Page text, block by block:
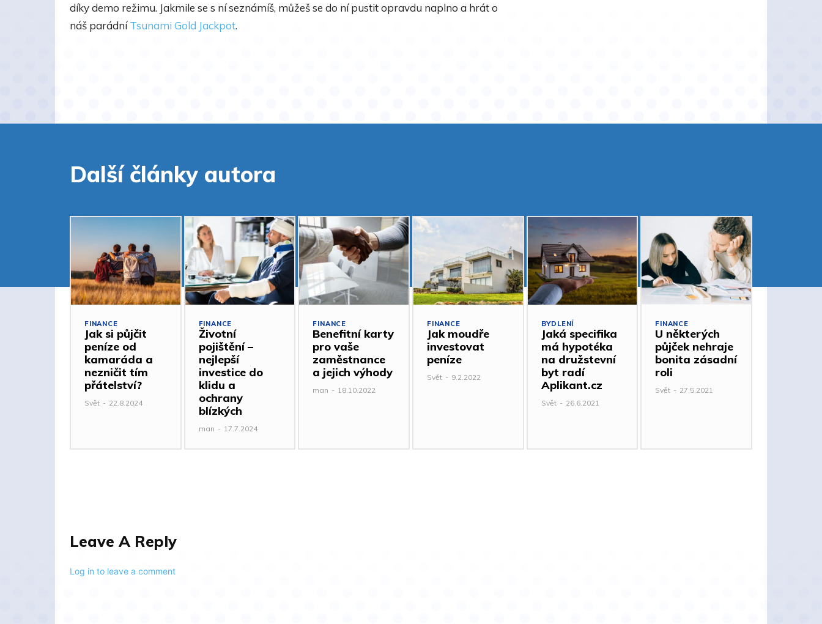
díky demo režimu. Jakmile se s ní seznámíš, můžeš se do ní pustit opravdu naplno a hrát o
náš parádníTsunami Gold Jackpot.
Další články autora
FINANCE
Jak si půjčit
peníze od
kamaráda a
nezničit tím
přátelství?
Svět - 22.8.2024
FINANCE
Životní
pojištění –
nejlepší
investice do
klidu a
ochrany
blízkých
man - 17.7.2024
FINANCE
Benefitní karty
pro vaše
zaměstnance
a jejich výhody
man - 18.10.2022
FINANCE
Jak moudře
investovat
peníze
Svět - 9.2.2022
BYDLENÍ
Jaká specifika
má hypotéka
na družstevní
byt radí
Aplikant.cz
Svět - 26.6.2021
FINANCE
U některých
půjček nehraje
bonita zásadní
roli
Svět - 27.5.2021
Leave A Reply
Log in to leave a comment